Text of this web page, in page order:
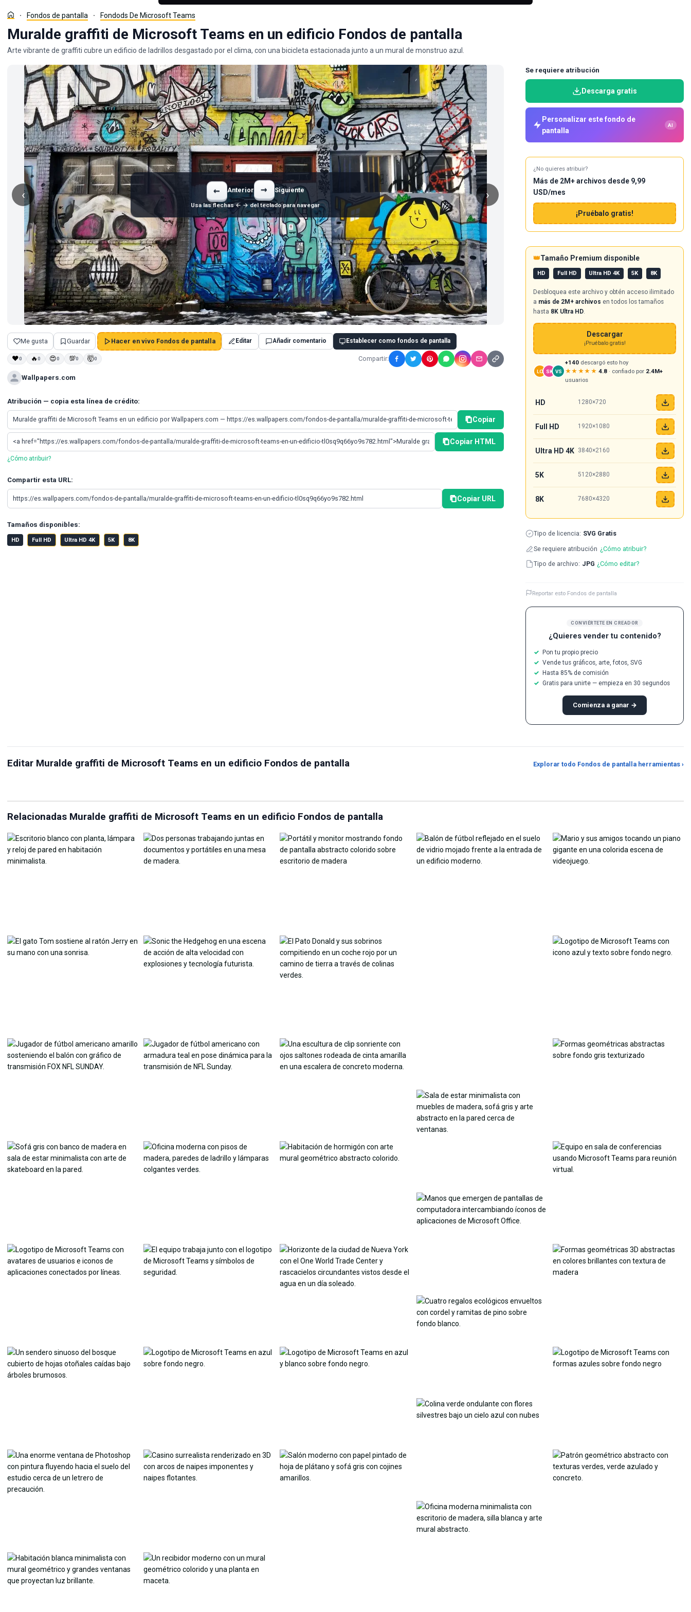
Fondos de pantalla Fondods De Microsoft Teams
Muralde graffiti de Microsoft Teams en un edificio Fondos de pantalla
Arte vibrante de graffiti cubre un edificio de ladrillos desgastado por el clima, con una bicicleta estacionada junto a un mural de monstruo azul.
‹ ›
← Anterior → Siguiente
Usa las flechas ← → del teclado para navegar
Me gusta Guardar Hacer en vivo Fondos de pantalla Editar Añadir comentario Establecer como fondos de pantalla
❤0 🔥0 😍0 💯0 🤯0 Compartir:
Wallpapers.com
Atribución — copia esta línea de crédito:
Copiar
Copiar HTML
¿Cómo atribuir?
Compartir esta URL:
Copiar URL
Tamaños disponibles:
HD Full HD Ultra HD 4K 5K 8K
CONVIÉRTETE EN CREADOR
¿Quieres vender tu contenido?
Pon tu propio precio
Vende tus gráficos, arte, fotos, SVG
Hasta 85% de comisión
Gratis para unirte — empieza en 30 segundos
Comienza a ganar →
Se requiere atribución
Descarga gratis
Personalizar este fondo de
pantalla
AI
¿No quieres atribuir?
Más de 2M+ archivos desde 9,99
USD/mes
¡Pruébalo gratis!
👑Tamaño Premium disponible
HD Full HD Ultra HD 4K 5K 8K
Desbloquea este archivo y obtén acceso ilimitado
a más de 2M+ archivos en todos los tamaños
hasta 8K Ultra HD
Descargar
¡Pruébalo gratis!
LO SK VS
+140 descargó esto hoy
★★★★★ 4.8 · confiado por 2.4M+
usuarios
HD 1280×720
Full HD 1920×1080
Ultra HD 4K 3840×2160
5K 5120×2880
8K 7680×4320
Tipo de licencia: SVG Gratis
Se requiere atribución ¿Cómo atribuir?
Tipo de archivo: JPG ¿Cómo editar?
Reportar esto Fondos de pantalla
Editar Muralde graffiti de Microsoft Teams en un edificio Fondos de pantalla Explorar todo Fondos de pantalla herramientas ›
Compresor JPG
pantalla en vivo
línea
pantalla con IA
pantalla a partir de fotos
aspecto
Relacionadas Muralde graffiti de Microsoft Teams en un edificio Fondos de pantalla